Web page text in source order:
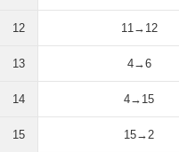
12 11→12
13 4→6
14 4→15
15 15→2